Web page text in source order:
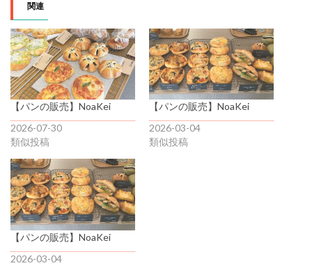
関連
【パンの販売】NoaKei
2026-07-30
類似投稿
【パンの販売】NoaKei
2026-03-04
類似投稿
【パンの販売】NoaKei
2026-03-04